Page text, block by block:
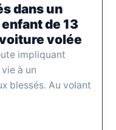
dans un
de 13
volée
impliquant
à un
blessés. Au volant